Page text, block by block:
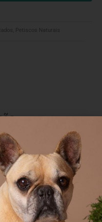
Petiscos Naturais
uma alimentação 100%
apropriada e de muita
no dia a dia, nasce a
Pet!
qualidade de vida e
alimentação.